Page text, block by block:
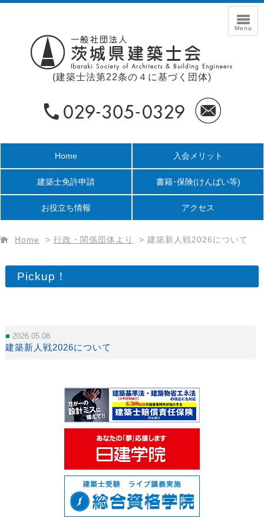
(建築士法第22条の４に基づく団体)
Home 入会メリット
建築士免許申請 書籍･保険(けんばい等)
お役立ち情報 アクセス
Home > 行政・関係団体より > 建築新人戦2026について
Pickup！
2026.05.08
建築新人戦2026について